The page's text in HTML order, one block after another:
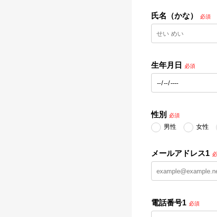
氏名（かな） 必須
生年月日 必須
性別 必須
男性 女性
メールアドレス1
電話番号1 必須